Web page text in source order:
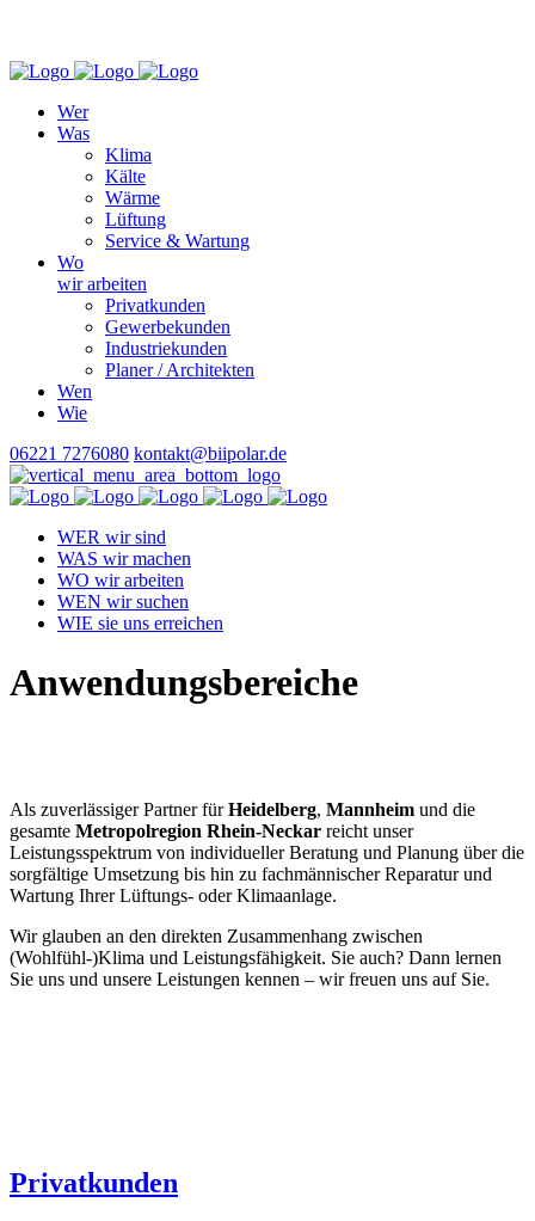
Wer
Was
Klima
Kälte
Wärme
Lüftung
Service & Wartung
Wo
wir arbeiten
Privatkunden
Gewerbekunden
Industriekunden
Planer / Architekten
Wen
Wie
06221 7276080 kontakt@biipolar.de
WER wir sind
WAS wir machen
WO wir arbeiten
WEN wir suchen
WIE sie uns erreichen
Anwendungsbereiche
Als zuverlässiger Partner fürHeidelberg, Mannheim und die
gesamte Metropolregion Rhein-Neckar reicht unser
Leistungsspektrum von individueller Beratung und Planung über die
sorgfältige Umsetzung bis hin zu fachmännischer Reparatur und
Wartung Ihrer Lüftungs- oder Klimaanlage.
Wir glauben an den direkten Zusammenhang zwischen
(Wohlfühl-)Klima und Leistungsfähigkeit. Sie auch? Dann lernen
Sie uns und unsere Leistungen kennen – wir freuen uns auf Sie.
Privatkunden